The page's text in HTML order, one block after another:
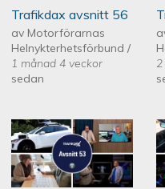
Trafikdax avsnitt 56
av Motorförarnas
Helnykterhetsförbund/
1 månad 4 veckor
sedan
Trafikdax -